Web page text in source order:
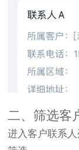
二、筛选客
进入客户联系